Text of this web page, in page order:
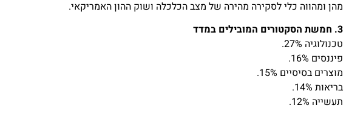
מהן ומהווה כלי לסקירה מהירה של מצב הכלכלה ושוק ההון האמריקאי.
3. חמשת הסקטורים המובילים במדד
טכנולוגיה 27%.
פיננסים 16%.
מוצרים בסיסיים 15%.
בריאות 14%.
תעשייה 12%.